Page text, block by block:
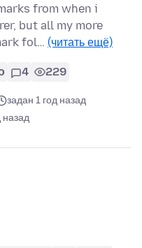
from when i
but all my more
fol… (читать ещё)
4 229
задан 1 год назад
назад